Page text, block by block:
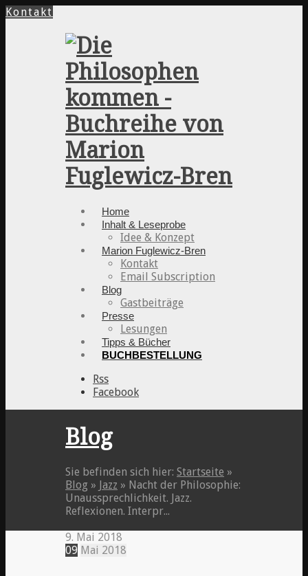
Kontakt
Home
Inhalt & Leseprobe
Idee & Konzept
Marion Fuglewicz-Bren
Kontakt
Email Subscription
Blog
Gastbeiträge
Presse
Lesungen
Tipps & Bücher
BUCHBESTELLUNG
Rss
Facebook
Blog
Sie befinden sich hier: Startseite »
Blog » Jazz » Nacht der Philosophie:
Unaussprechlichkeit. Jazz.
Reflexionen. Interpr...
9. Mai 2018
09 Mai 2018